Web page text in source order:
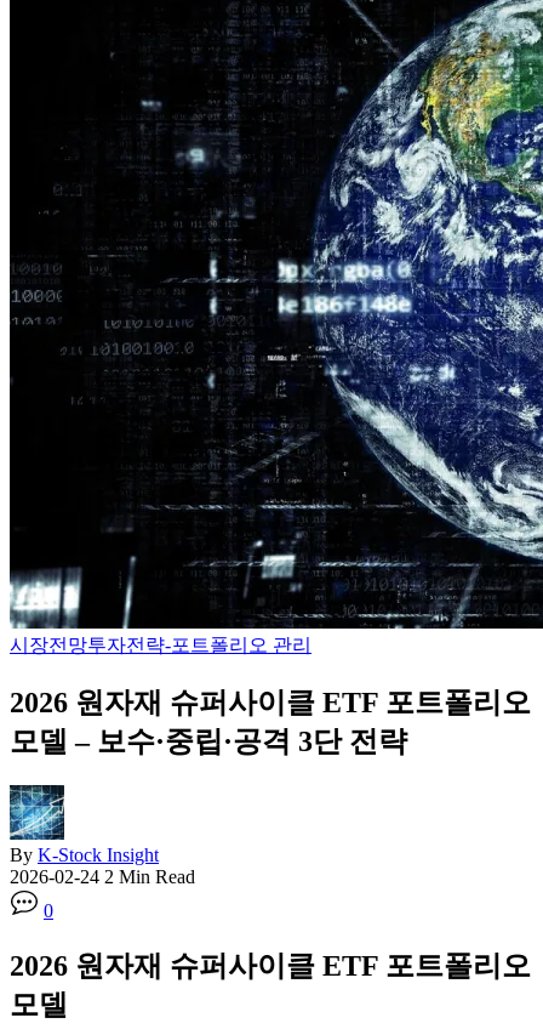
시장전망투자전략-포트폴리오 관리
2026 원자재 슈퍼사이클 ETF 포트폴리오
모델 – 보수·중립·공격 3단 전략
By K-Stock Insight
2026-02-24 2 Min Read
0
2026 원자재 슈퍼사이클 ETF 포트폴리오
모델